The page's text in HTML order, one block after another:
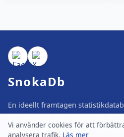
Vi använder cookies för att
analysera trafik. Läs mer
SnokaDb
En ideellt framtagen
Norrköpings fotbollshistoria
matcher, spelare, tabeller och